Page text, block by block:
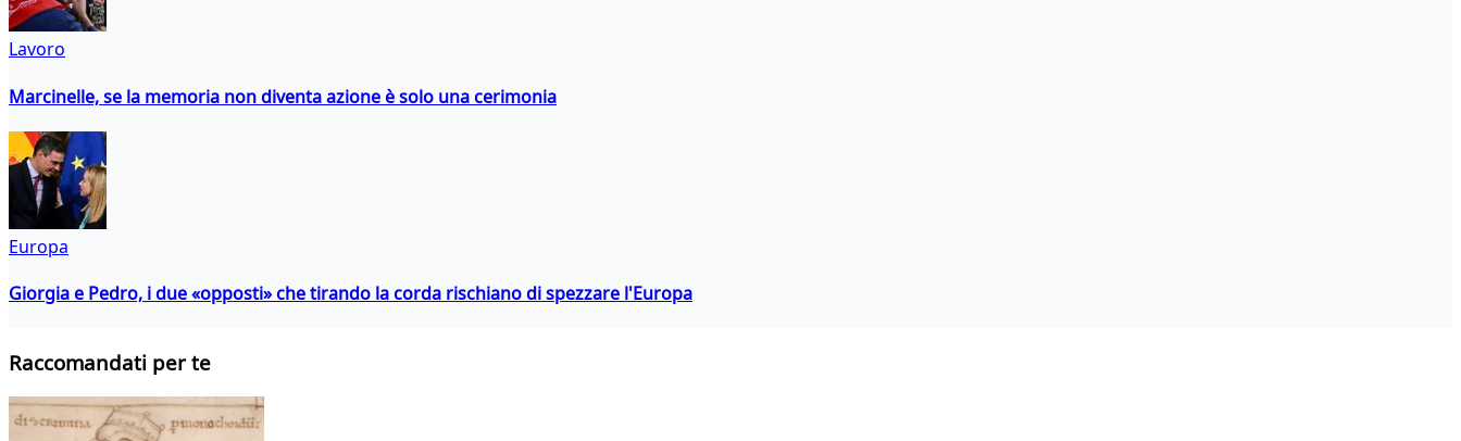
Lavoro
Marcinelle, se la memoria non diventa azione è solo una cerimonia
Europa
Giorgia e Pedro, i due «opposti» che tirando la corda rischiano di spezzare l'Europa
Raccomandati per te